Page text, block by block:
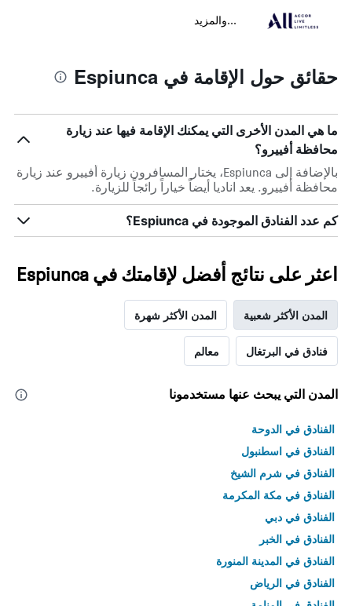
...والمزيد
حقائق حول الإقامة في Espiunca
ما هي المدن الأخرى التي يمكنك الإقامة فيها عند زيارة
محافظة أفييرو؟
بالإضافة إلى Espiunca، يختار المسافرون زيارة أفييرو عند زيارة
محافظة أفييرو. يعد اناديا أيضاً خياراً رائجاً للزيارة.
كم عدد الفنادق الموجودة في Espiunca؟
اعثر على نتائج أفضل لإقامتك في Espiunca
المدن الأكثر شعبية المدن الأكثر شهرة
فنادق في البرتغال معالم
المدن التي يبحث عنها مستخدمونا
الفنادق في الدوحة
الفنادق في اسطنبول
الفنادق في شرم الشيخ
الفنادق في مكة المكرمة
الفنادق في دبي
الفنادق في الخبر
الفنادق في المدينة المنورة
الفنادق في الرياض